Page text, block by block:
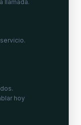
llamada.
hoy